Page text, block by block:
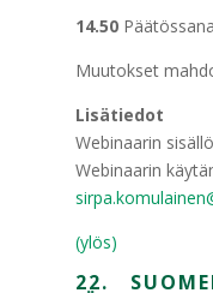
14.50
Muutokset
Lisätiedot
Webinaarin
Webinaarin
(ylös)
22.